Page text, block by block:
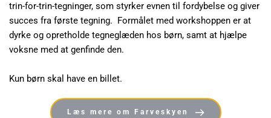
trin-for-trin-tegninger, som styrker evnen til fordybelse og giver
succes fra første tegning.  Formålet med workshoppen er at
dyrke og opretholde tegneglæden hos børn, samt at hjælpe
voksne med at genfinde den.
Kun børn skal have en billet.
Læs mere om Farveskyen